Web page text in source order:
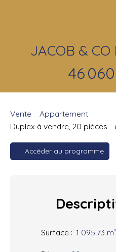
JACOB & CO
46
Vente
Appartement
Duplex à vendre, 20 pièces -
Accéder au programme
Surface : 1 095.73 m²